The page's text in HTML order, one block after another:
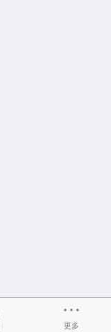
更多